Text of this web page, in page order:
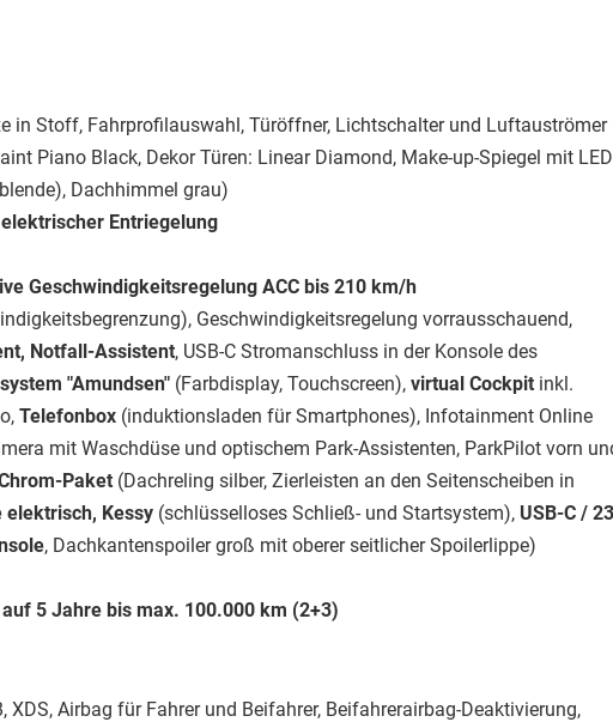
in Stoff, Fahrprofilauswahl, Türöffner, Lichtschalter und Luftauströmer
Piano Black, Dekor Türen: Linear Diamond, Make-up-Spiegel mit
Dachhimmel grau)
Entriegelung
Geschwindigkeitsregelung ACC bis 210 km/h
Geschwindigkeitsregelung vorrausschauend,
Notfall-Assistent, USB-C Stromanschluss in der Konsole des
"Amundsen" (Farbdisplay, Touchscreen), virtual Cockpit inkl.
Telefonbox (induktionsladen für Smartphones), Infotainment Online
mit Waschdüse und optischem Park-Assistenten, ParkPilot vorn
Paket (Dachreling silber, Zierleisten an den Seitenscheiben in
elektrisch, Kessy (schlüsselloses Schließ- und Startsystem), USB-C /
, Dachkantenspoiler groß mit oberer seitlicher Spoilerlippe)
5 Jahre bis max. 100.000 km (2+3)
XDS, Airbag für Fahrer und Beifahrer, Beifahrerairbag-Deaktivierung,